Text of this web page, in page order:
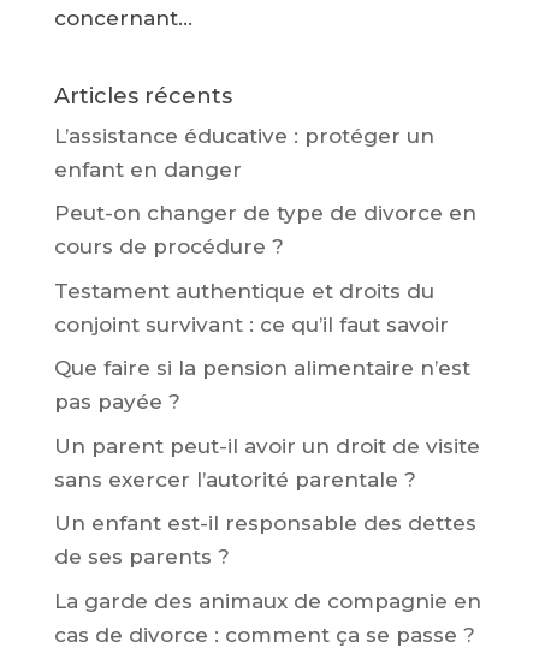
concernant...
Articles récents
L’assistance éducative : protéger un
enfant en danger
Peut-on changer de type de divorce en
cours de procédure ?
Testament authentique et droits du
conjoint survivant : ce qu’il faut savoir
Que faire si la pension alimentaire n’est
pas payée ?
Un parent peut-il avoir un droit de visite
sans exercer l’autorité parentale ?
Un enfant est-il responsable des dettes
de ses parents ?
La garde des animaux de compagnie en
cas de divorce : comment ça se passe ?